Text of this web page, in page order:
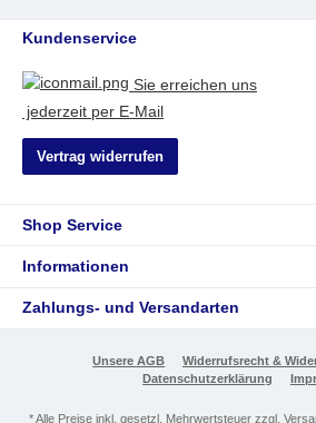
Kundenservice
Sie erreichen uns
jederzeit per E-Mail
Vertrag widerrufen
Shop Service
Informationen
Zahlungs- und Versandarten
Unsere AGB
Widerrufsrecht &
Datenschutzerklärung
* Alle Preise inkl. gesetzl. Mehrwertsteuer zzgl.